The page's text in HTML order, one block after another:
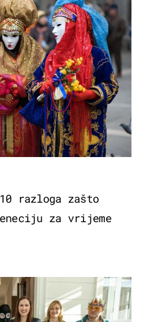
razloga zašto
za vrijeme